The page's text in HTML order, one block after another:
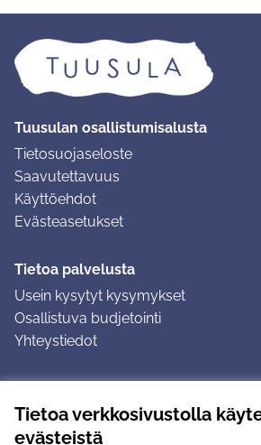
Tietoa verkkosivustolla
evästeistä
Tuusulan osallistumisalusta
Tietosuojaseloste
Saavutettavuus
Käyttöehdot
Evästeasetukset
Tietoa palvelusta
Usein kysytyt kysymykset
Osallistuva budjetointi
Yhteystiedot
Ohjeet kirjautumiseen